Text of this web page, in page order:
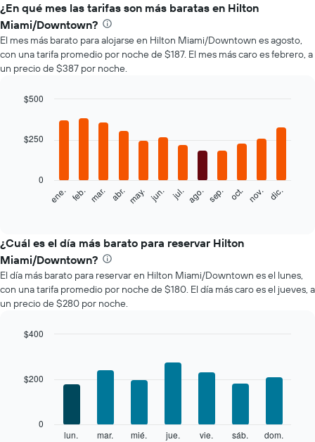
¿En qué mes las tarifas son más baratas en Hilton
Miami/Downtown?
El mes más barato para alojarse en Hilton Miami/Downtown es agosto,
con una tarifa promedio por noche de $187. El mes más caro es febrero, a
un precio de $387 por noche.
with
siguiente
el
precio
promedio
de
una
habitación
mes
muestra
ene. feb. mar. abr. may. jun. jul. ago. sep. oct. nov. dic.
0
$250
$500
¿Cuál es el día más barato para reservar Hilton
Miami/Downtown?
El día más barato para reservar en Hilton Miami/Downtown es el lunes,
con una tarifa promedio por noche de $180. El día más caro es el jueves, a
un precio de $280 por noche.
lun. mar. mié. jue. vie. sáb. dom.
0
$200
$400